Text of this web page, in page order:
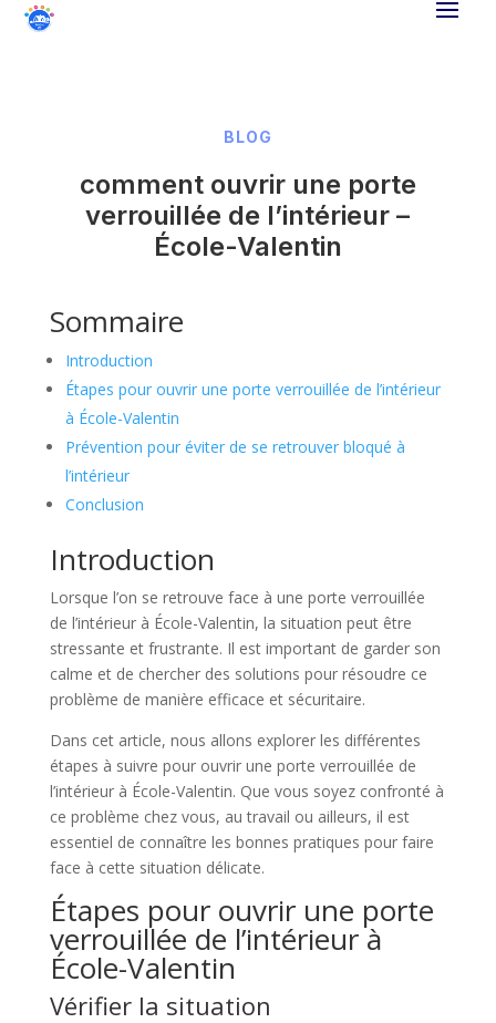
BLOG
comment ouvrir une porte
verrouillée de l’intérieur –
École-Valentin
Sommaire
Introduction
Étapes pour ouvrir une porte verrouillée de l’intérieur
à École-Valentin
Prévention pour éviter de se retrouver bloqué à
l’intérieur
Conclusion
Introduction
Lorsque l’on se retrouve face à une porte verrouillée
de l’intérieur à École-Valentin, la situation peut être
stressante et frustrante. Il est important de garder son
calme et de chercher des solutions pour résoudre ce
problème de manière efficace et sécuritaire.
Dans cet article, nous allons explorer les différentes
étapes à suivre pour ouvrir une porte verrouillée de
l’intérieur à École-Valentin. Que vous soyez confronté à
ce problème chez vous, au travail ou ailleurs, il est
essentiel de connaître les bonnes pratiques pour faire
face à cette situation délicate.
Étapes pour ouvrir une porte
verrouillée de l’intérieur à
École-Valentin
Vérifier la situation